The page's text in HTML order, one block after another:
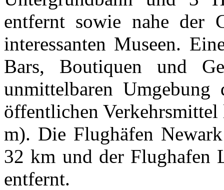
entfernt sowie nahe der
interessanten Museen.
Bars, Boutiquen und
unmittelbaren
öffentlichen
m). Die Flughäfen
32 km und der Flughafen
entfernt.